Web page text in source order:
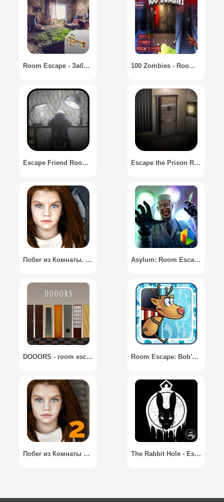
Room Escape - Заброшенный отель 100 Zombies - Room Escape
Escape Friend Room In One Hour Escape the Prison Room
Побег из Комнаты. Квест / Escape the Room. Quest Asylum: Room Escape
DOOORS - room escape game Room Escape: Bob's Christmas Story
Побег из Комнаты 2. Квест / Escape the Room 2. Quest The Rabbit Hole - Escape the Room